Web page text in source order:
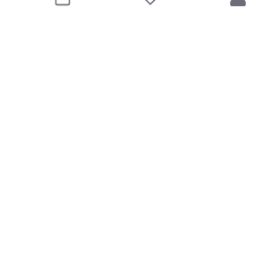
Svoj súhlas môžem kedykoľvek